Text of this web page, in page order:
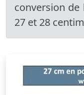
conversion
27 et 28